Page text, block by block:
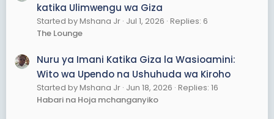
katika Ulimwengu wa Giza
Started by Mshana Jr Jul 1, 2026 Replies: 6
The Lounge
Nuru ya Imani Katika Giza la Wasioamini:
Wito wa Upendo na Ushuhuda wa Kiroho
Started by Mshana Jr Jun 18, 2026 Replies: 16
Habari na Hoja mchanganyiko